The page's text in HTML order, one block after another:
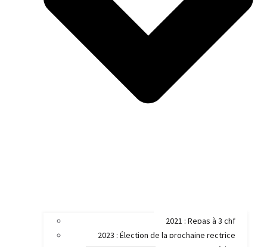
2021 : Repas à 3 chf
2023 : Élection de la prochaine rectrice